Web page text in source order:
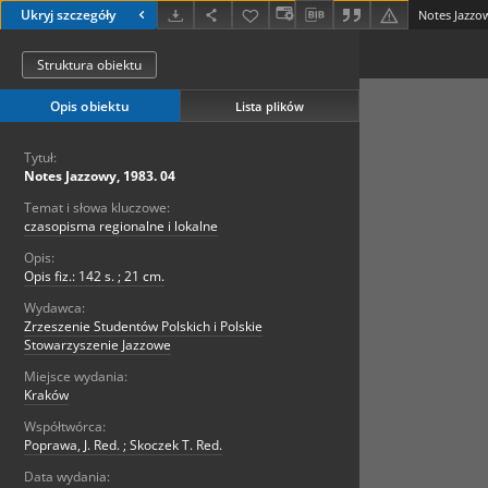
Ukryj szczegóły Notes
Struktura obiektu
Opis obiektu Lista plików
Tytuł:
Notes Jazzowy, 1983. 04
Temat i słowa kluczowe:
czasopisma regionalne i lokalne
Opis:
Opis fiz.: 142 s. ; 21 cm.
Wydawca:
Zrzeszenie Studentów Polskich i Polskie
Stowarzyszenie Jazzowe
Miejsce wydania:
Kraków
Współtwórca:
Poprawa, J. Red. ; Skoczek T. Red.
Data wydania: